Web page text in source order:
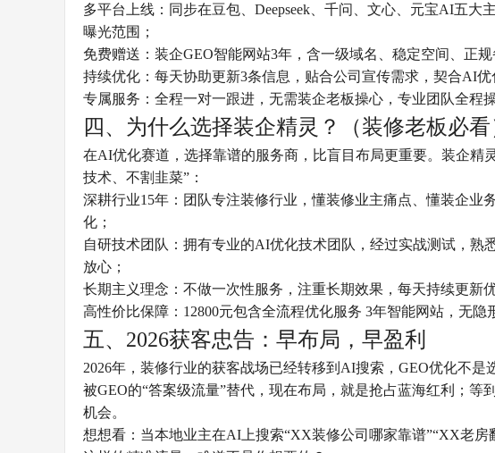
多平台上线：同步在豆包、Deepseek、千问、文心、元宝AI五
曝光范围；
免费赠送：装企GEO智能网站3年，含一级域名、稳定空间、正
持续优化：每天协助更新3条信息，贴合公司宣传需求，契合AI优
专属服务：全程一对一跟进，无需装企老板操心，专业团队全程
四、为什么选择装企精灵？（装修老板必看
在AI优化赛道，选择靠谱的服务商，比盲目布局更重要。装企精
技术、不割韭菜”：
深耕行业15年：团队专注装修行业，懂装修业主痛点、懂装企
化；
自研技术团队：拥有专业的AI优化技术团队，经过实战测试，
放心；
长期主义理念：不做一次性服务，注重长期效果，每天持续更新
高性价比保障：12800元包含全流程优化服务 3年智能网站，无
五、2026获客忠告：早布局，早盈利
2026年，装修行业的获客战场已经转移到AI搜索，GEO优化不
被GEO的“答案级流量”替代，现在布局，就是抢占蓝海红利；
机会。
想想看：当本地业主在AI上搜索“XX装修公司哪家靠谱”“XX老